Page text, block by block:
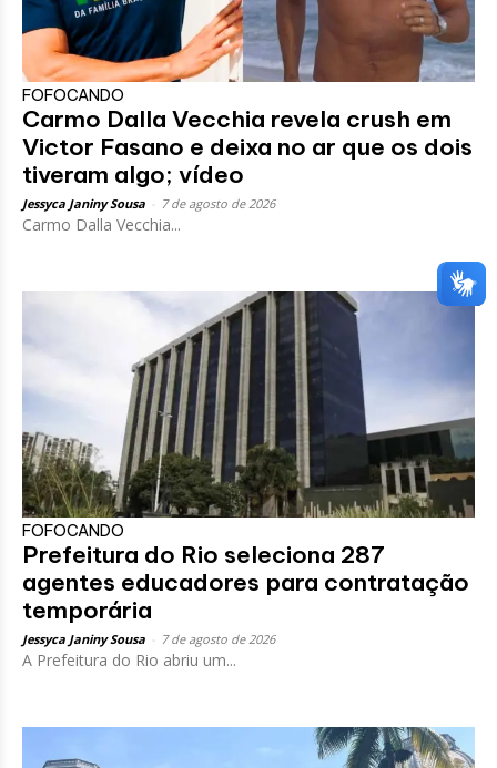
FOFOCANDO
Carmo Dalla Vecchia revela crush em
Victor Fasano e deixa no ar que os dois
tiveram algo; vídeo
Jessyca Janiny Sousa 7 de agosto de 2026
Carmo Dalla Vecchia...
FOFOCANDO
Prefeitura do Rio seleciona 287
agentes educadores para contratação
temporária
Jessyca Janiny Sousa 7 de agosto de 2026
A Prefeitura do Rio abriu um...